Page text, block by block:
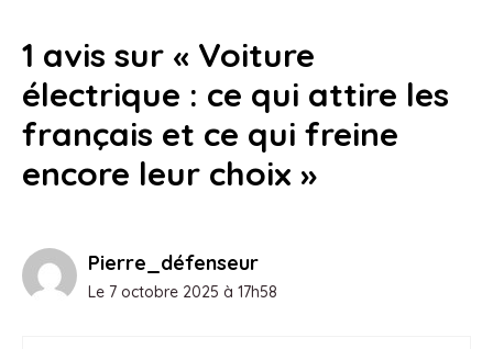
1 avis sur « Voiture
électrique : ce qui attire les
français et ce qui freine
encore leur choix »
Pierre_défenseur
Le 7 octobre 2025 à 17h58